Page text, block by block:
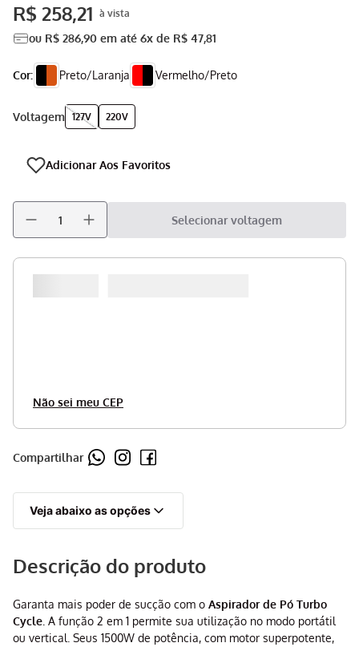
R$ 258,21
ou R$ 286,90 em até 6x de R$ 47,81
Cor: Preto/Laranja Vermelho/Preto
voltagem 127V 220V
Selecionar voltagem
Não sei meu CEP
Compartilhar
Veja abaixo as opções
Descrição do produto
Garanta mais poder de sucção com o Aspirador de Pó Turbo
Cycle. A função 2 em 1 permite sua utilização no modo portátil
ou vertical. Seus 1500W de potência, com motor superpotente,